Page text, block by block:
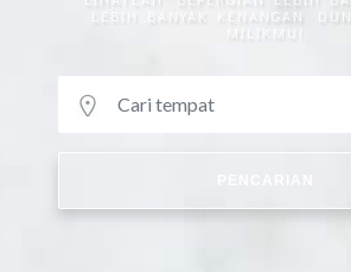
LEBIH BANYAK KENANGAN.
MILIKMU!